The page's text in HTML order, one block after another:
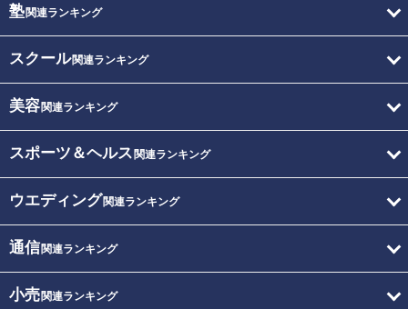
塾関連ランキング
スクール関連ランキング
美容関連ランキング
スポーツ＆ヘルス 関連ランキング
ウエディング関連ランキング
通信関連ランキング
小売関連ランキング